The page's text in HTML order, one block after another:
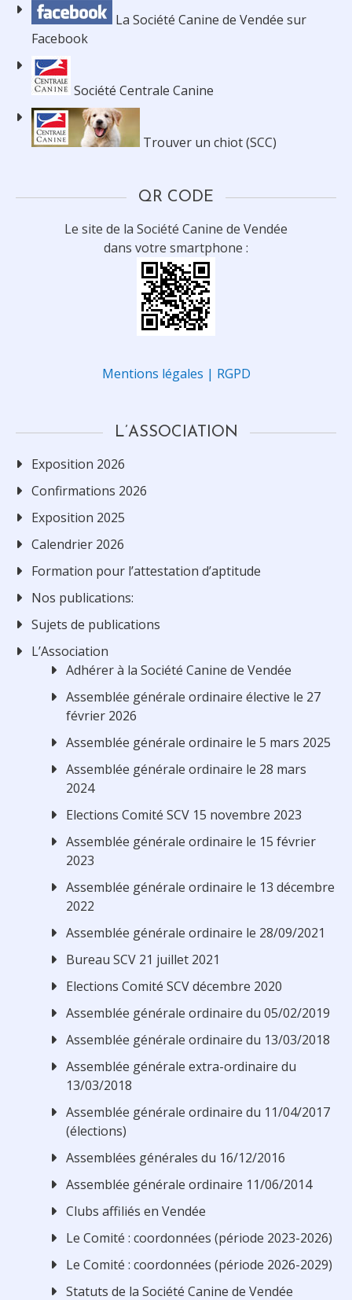
La Société Canine de Vendée sur
Facebook
Société Centrale Canine
Trouver un chiot (SCC)
QR CODE
Le site de la Société Canine de Vendée
dans votre smartphone :
Mentions légales | RGPD
L’ASSOCIATION
Exposition 2026
Confirmations 2026
Exposition 2025
Calendrier 2026
Formation pour l’attestation d’aptitude
Nos publications:
Sujets de publications
L’Association
Adhérer à la Société Canine de Vendée
Assemblée générale ordinaire élective le 27
février 2026
Assemblée générale ordinaire le 5 mars 2025
Assemblée générale ordinaire le 28 mars
2024
Elections Comité SCV 15 novembre 2023
Assemblée générale ordinaire le 15 février
2023
Assemblée générale ordinaire le 13 décembre
2022
Assemblée générale ordinaire le 28/09/2021
Bureau SCV 21 juillet 2021
Elections Comité SCV décembre 2020
Assemblée générale ordinaire du 05/02/2019
Assemblée générale ordinaire du 13/03/2018
Assemblée générale extra-ordinaire du
13/03/2018
Assemblée générale ordinaire du 11/04/2017
(élections)
Assemblées générales du 16/12/2016
Assemblée générale ordinaire 11/06/2014
Clubs affiliés en Vendée
Le Comité : coordonnées (période 2023-2026)
Le Comité : coordonnées (période 2026-2029)
Statuts de la Société Canine de Vendée